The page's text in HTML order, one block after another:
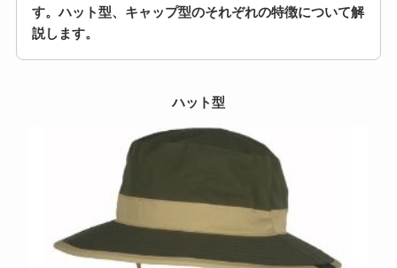
す。ハット型、キャップ型のそれぞれの特徴について解
説します。
ハット型